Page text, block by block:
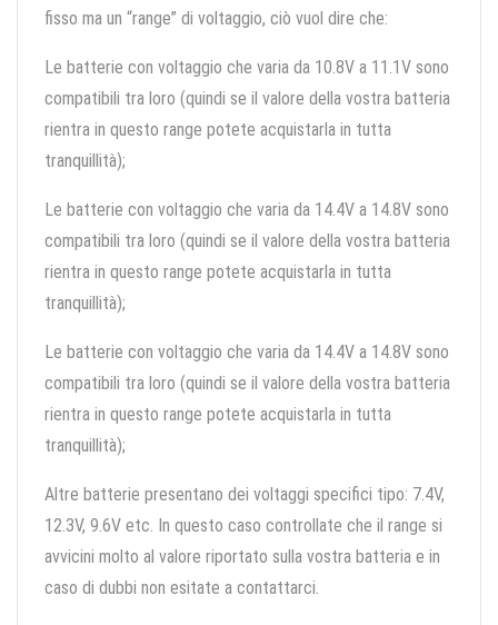
fisso ma un “range” di voltaggio, ciò vuol dire che:
Le batterie con voltaggio che varia da 10.8V a 11.1V sono
compatibili tra loro (quindi se il valore della vostra batteria
rientra in questo range potete acquistarla in tutta
tranquillità);
Le batterie con voltaggio che varia da 14.4V a 14.8V sono
compatibili tra loro (quindi se il valore della vostra batteria
rientra in questo range potete acquistarla in tutta
tranquillità);
Le batterie con voltaggio che varia da 14.4V a 14.8V sono
compatibili tra loro (quindi se il valore della vostra batteria
rientra in questo range potete acquistarla in tutta
tranquillità);
Altre batterie presentano dei voltaggi specifici tipo: 7.4V,
12.3V, 9.6V etc. In questo caso controllate che il range si
avvicini molto al valore riportato sulla vostra batteria e in
caso di dubbi non esitate a contattarci.